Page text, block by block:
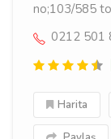
no;103/585
0212 501
Harita